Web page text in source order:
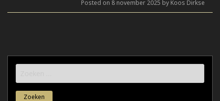
Posted on 8 november 2025 by Koos Dirkse
naar: